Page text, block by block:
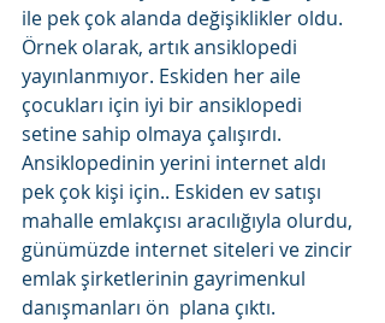
ile pek çok alanda değişiklikler oldu.
Örnek olarak, artık ansiklopedi
yayınlanmıyor. Eskiden her aile
çocukları için iyi bir ansiklopedi
setine sahip olmaya çalışırdı.
Ansiklopedinin yerini internet aldı
pek çok kişi için.. Eskiden ev satışı
mahalle emlakçısı aracılığıyla olurdu,
günümüzde internet siteleri ve zincir
emlak şirketlerinin gayrimenkul
danışmanları ön  plana çıktı.